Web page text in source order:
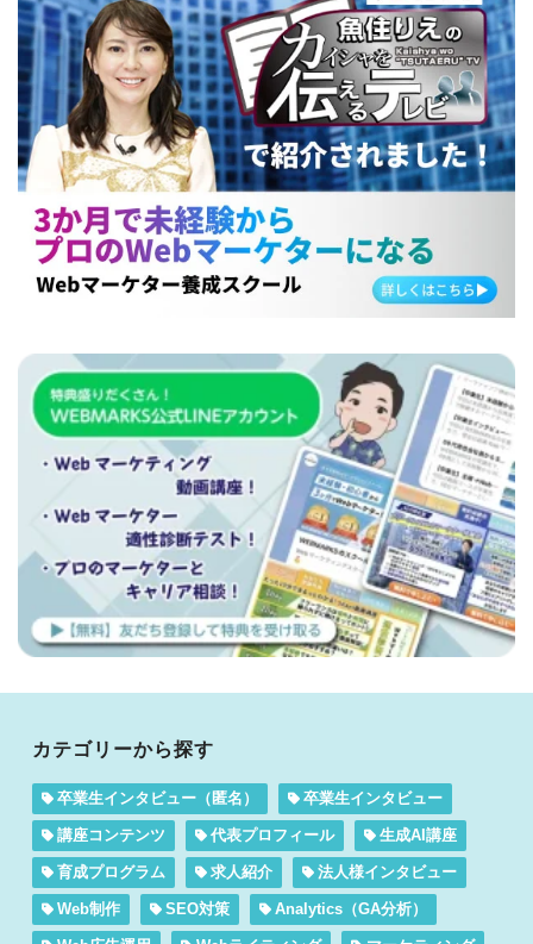
カテゴリーから探す
卒業生インタビュー（匿名） 卒業生インタビュー
講座コンテンツ 代表プロフィール 生成AI講座
育成プログラム 求人紹介 法人様インタビュー
Web制作 SEO対策 Analytics（GA分析）